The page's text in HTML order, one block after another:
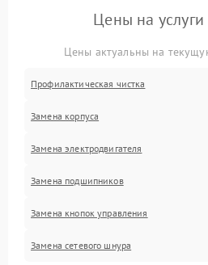
Цены на
Цены актуальны на
Профилактическая чистка
Замена корпуса
Замена электродвигателя
Замена подшипников
Замена кнопок управления
Замена сетевого шнура